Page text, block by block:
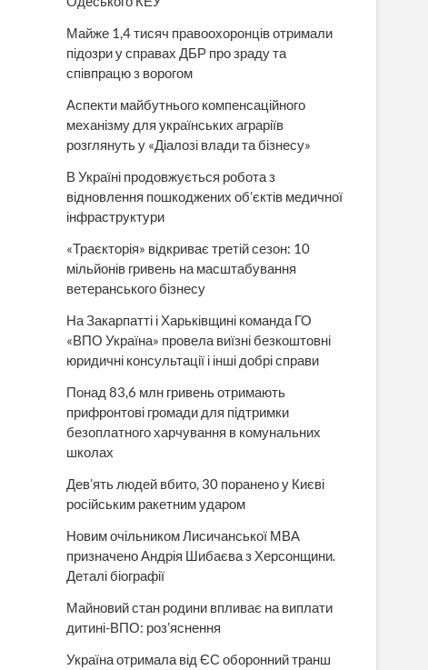
Майже 1,4 тисяч правоохоронців отримали
підозри у справах ДБР про зраду та
співпрацю з ворогом
Аспекти майбутнього компенсаційного
механізму для українських аграріїв
розглянуть у «Діалозі влади та бізнесу»
В Україні продовжується робота з
відновлення пошкоджених об’єктів медичної
інфраструктури
«Траєкторія» відкриває третій сезон: 10
мільйонів гривень на масштабування
ветеранського бізнесу
На Закарпатті і Харьківщині команда ГО
«ВПО Україна» провела виїзні безкоштовні
юридичні консультації і інші добрі справи
Понад 83,6 млн гривень отримають
прифронтові громади для підтримки
безоплатного харчування в комунальних
школах
Дев’ять людей вбито, 30 поранено у Києві
російським ракетним ударом
Новим очільником Лисичанської МВА
призначено Андрія Шибаєва з Херсонщини.
Деталі біографії
Майновий стан родини впливає на виплати
дитині-ВПО: роз’яснення
Україна отримала від ЄС оборонний транш